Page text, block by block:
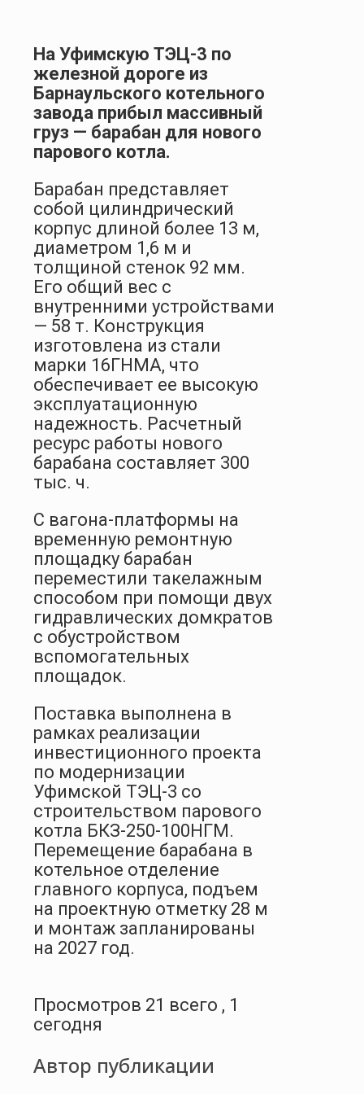
На Уфимскую ТЭЦ-3 по
железной дороге из
Барнаульского котельного
завода прибыл массивный
груз — барабан для нового
парового котла.
Барабан представляет
собой цилиндрический
корпус длиной более 13 м,
диаметром 1,6 м и
толщиной стенок 92 мм.
Его общий вес с
внутренними устройствами
— 58 т. Конструкция
изготовлена из стали
марки 16ГНМА, что
обеспечивает ее высокую
эксплуатационную
надежность. Расчетный
ресурс работы нового
барабана составляет 300
тыс. ч.
С вагона-платформы на
временную ремонтную
площадку барабан
переместили такелажным
способом при помощи двух
гидравлических домкратов
с обустройством
вспомогательных
площадок.
Поставка выполнена в
рамках реализации
инвестиционного проекта
по модернизации
Уфимской ТЭЦ-3 со
строительством парового
котла БКЗ-250-100НГМ.
Перемещение барабана в
котельное отделение
главного корпуса, подъем
на проектную отметку 28 м
и монтаж запланированы
на 2027 год.
Просмотров 21 всего , 1
сегодня
Автор публикации